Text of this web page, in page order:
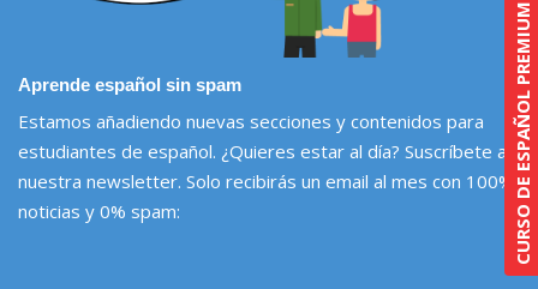
CURSO DE ESPAÑOL PREMIUM
Aprende español sin spam
Estamos añadiendo nuevas secciones y contenidos para
estudiantes de español. ¿Quieres estar al día? Suscríbete a
nuestra newsletter. Solo recibirás un email al mes con 100%
noticias y 0% spam: